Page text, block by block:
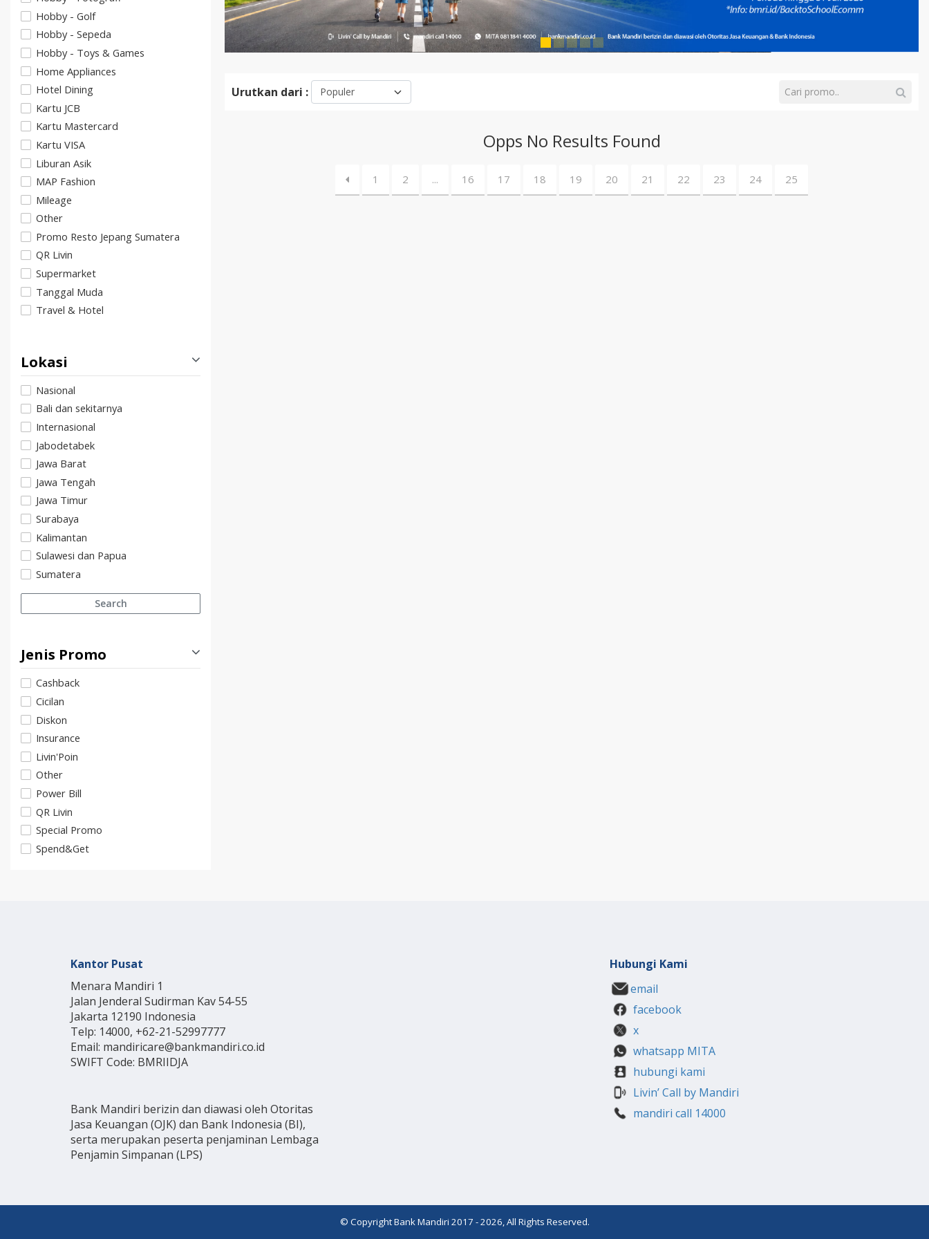
Hobby - Golf
Hobby - Sepeda
Hobby - Toys & Games
Home Appliances
Hotel Dining
Kartu JCB
Kartu Mastercard
Kartu VISA
Liburan Asik
MAP Fashion
Mileage
Other
Promo Resto Jepang Sumatera
QR Livin
Supermarket
Tanggal Muda
Travel & Hotel
Lokasi
Nasional
Bali dan sekitarnya
Internasional
Jabodetabek
Jawa Barat
Jawa Tengah
Jawa Timur
Surabaya
Kalimantan
Sulawesi dan Papua
Sumatera
Search
Jenis Promo
Cashback
Cicilan
Diskon
Insurance
Livin'Poin
Other
Power Bill
QR Livin
Special Promo
Spend&Get
Urutkan dari :
Opps No Results Found
1 2 ... 16 17 18 19 20 21 22 23 24 25
Kantor Pusat
Menara Mandiri 1
Jalan Jenderal Sudirman Kav 54-55
Jakarta 12190 Indonesia
Telp: 14000, +62-21-52997777
Email: mandiricare@bankmandiri.co.id
SWIFT Code: BMRIIDJA
Bank Mandiri berizin dan diawasi oleh Otoritas
Jasa Keuangan (OJK) dan Bank Indonesia (BI),
serta merupakan peserta penjaminan Lembaga
Penjamin Simpanan (LPS)
Hubungi Kami
email
facebook
x
whatsapp MITA
hubungi kami
Livin’ Call by Mandiri
mandiri call 14000
© Copyright Bank Mandiri 2017 - 2026, All Rights Reserved.